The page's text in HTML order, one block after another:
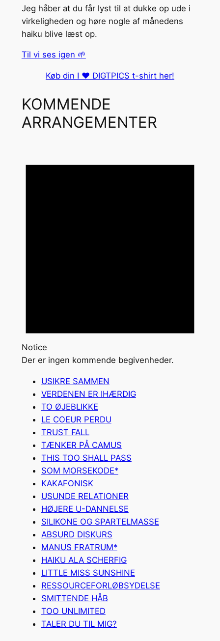
Jeg håber at du får lyst til at dukke op ude i
virkeligheden og høre nogle af månedens
haiku blive læst op.
Til vi ses igen 🌱
Køb din I ❤️ DIGTPICS t-shirt her!
KOMMENDE
ARRANGEMENTER
Notice
Der er ingen kommende begivenheder.
USIKRE SAMMEN
VERDENEN ER IHÆRDIG
TO ØJEBLIKKE
LE COEUR PERDU
TRUST FALL
TÆNKER PÅ CAMUS
THIS TOO SHALL PASS
SOM MORSEKODE*
KAKAFONISK
USUNDE RELATIONER
HØJERE U-DANNELSE
SILIKONE OG SPARTELMASSE
ABSURD DISKURS
MANUS FRATRUM*
HAIKU ALA SCHERFIG
LITTLE MISS SUNSHINE
RESSOURCEFORLØBSYDELSE
SMITTENDE HÅB
TOO UNLIMITED
TALER DU TIL MIG?